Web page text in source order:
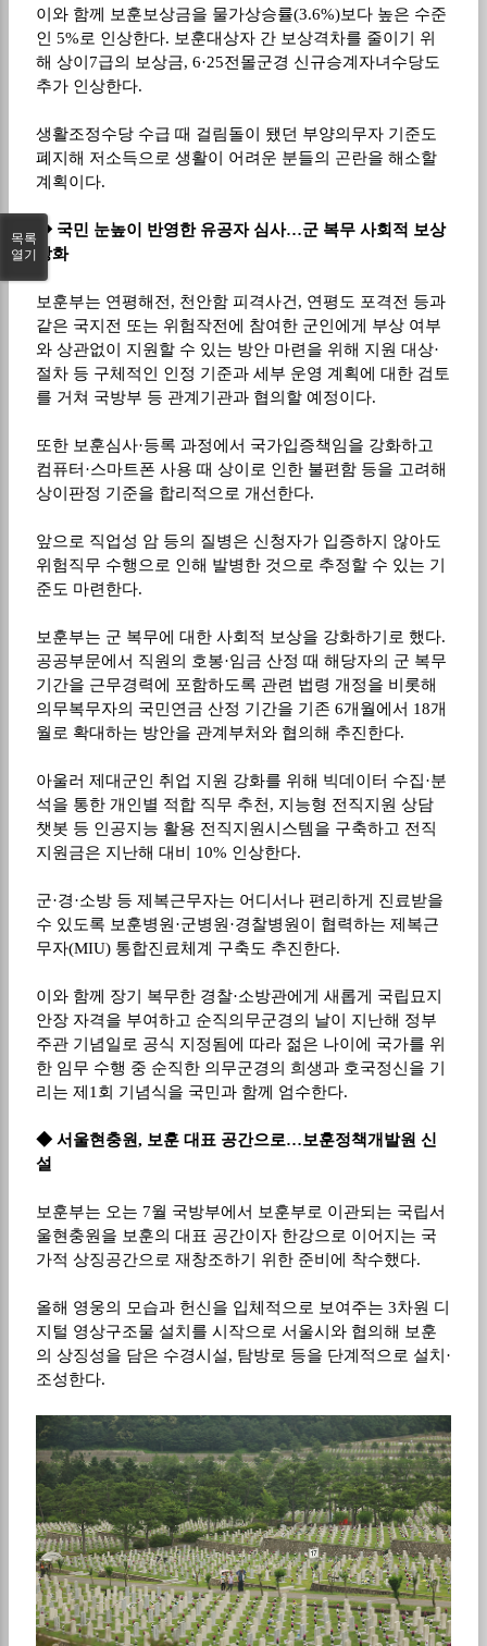
이와 함께 보훈보상금을 물가상승률(3.6%)보다 높은 수준
인 5%로 인상한다. 보훈대상자 간 보상격차를 줄이기 위
해 상이 7급의 보상금, 6·25전몰군경 신규승계자녀수당도
추가 인상한다.
생활조정수당 수급 때 걸림돌이 됐던 부양의무자 기준도
폐지해 저소득으로 생활이 어려운 분들의 곤란을 해소할
계획이다.
◆ 국민 눈높이 반영한 유공자 심사…군 복무 사회적 보상
강화
보훈부는 연평해전, 천안함 피격사건, 연평도 포격전 등과
같은 국지전 또는 위험작전에 참여한 군인에게 부상 여부
와 상관없이 지원할 수 있는 방안 마련을 위해 지원 대상·
절차 등 구체적인 인정 기준과 세부 운영 계획에 대한 검토
를 거쳐 국방부 등 관계기관과 협의할 예정이다.
또한 보훈심사·등록 과정에서 국가입증책임을 강화하고
컴퓨터 ·스마트폰 사용 때 상이로 인한 불편함 등을 고려해
상이판정 기준을 합리적으로 개선한다.
앞으로 직업성 암 등의 질병은 신청자가 입증하지 않아도
위험직무 수행으로 인해 발병한 것으로 추정할 수 있는 기
준도 마련한다.
보훈부는 군 복무에 대한 사회적 보상을 강화하기로 했다.
공공부문에서 직원의 호봉·임금 산정 때 해당자의 군 복무
기간을 근무경력에 포함하도록 관련 법령 개정을 비롯해
의무복무자의 국민연금 산정 기간을 기존 6개월에서 18개
월로 확대하는 방안을 관계부처와 협의해 추진한다.
아울러 제대군인 취업 지원 강화를 위해 빅데이터 수집·분
석을 통한 개인별 적합 직무 추천, 지능형 전직지원 상담
챗봇 등 인공지능 활용 전직지원시스템을 구축하고 전직
지원금은 지난해 대비 10% 인상한다.
군·경·소방 등 제복근무자는 어디서나 편리하게 진료받을
수 있도록 보훈병원·군병원·경찰병원이 협력하는 제복근
무자(MIU) 통합진료체계 구축도 추진한다.
이와 함께 장기 복무한 경찰·소방관에게 새롭게 국립묘지
안장 자격을 부여하고 순직의무군경의 날이 지난해 정부
주관 기념일로 공식 지정됨에 따라 젊은 나이에 국가를 위
한 임무 수행 중 순직한 의무군경의 희생과 호국정신을 기
리는 제 1회 기념식을 국민과 함께 엄수한다.
◆ 서울현충원, 보훈 대표 공간으로…보훈정책개발원 신
설
보훈부는 오는 7월 국방부에서 보훈부로 이관되는 국립서
울현충원을 보훈의 대표 공간이자 한강으로 이어지는 국
가적 상징공간으로 재창조하기 위한 준비에 착수했다.
올해 영웅의 모습과 헌신을 입체적으로 보여주는 3차원 디
지털 영상구조물 설치를 시작으로 서울시와 협의해 보훈
의 상징성을 담은 수경시설, 탐방로 등을 단계적으로 설치 ·
조성한다.
목록
열기